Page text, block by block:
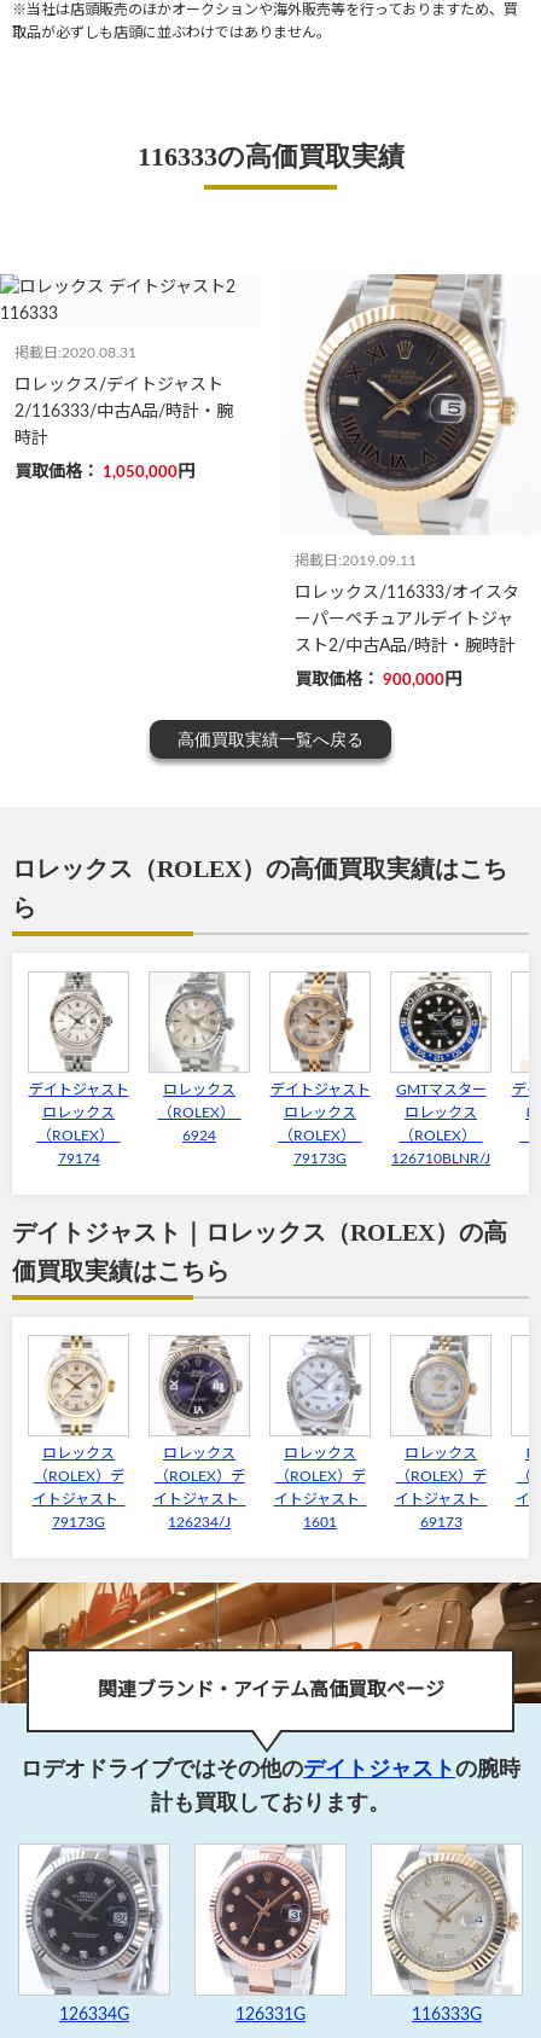
※当社は店頭販売のほかオークションや海外販売等を行っておりますため、買
取品が必ずしも店頭に並ぶわけではありません。
116333の高価買取実績
掲載日:2020.08.31
ロレックス/デイトジャスト
2/116333/中古A品/時計・腕
時計
買取価格：
1,050,000 円
掲載日:2019.09.11
ロレックス/116333/オイスタ
ーパーペチュアルデイトジャ
スト2/中古A品/時計・腕時計
買取価格： 900,000 円
高価買取実績一覧へ戻る
ロレックス（ROLEX）の高価買取実績はこち
ら
デイトジャスト
ロレックス
（ROLEX）
79174
ロレックス
（ROLEX）
6924
デイトジャスト
ロレックス
（ROLEX）
79173G
GMTマスター
ロレックス
（ROLEX）
126710BLNR/J
デ
デイトジャスト｜ロレックス（ROLEX）の高
価買取実績はこちら
ロレックス
（ROLEX）デ
イトジャスト
79173G
ロレックス
（ROLEX）デ
イトジャスト
126234/J
ロレックス
（ROLEX）デ
イトジャスト
1601
ロレックス
（ROLEX）デ
イトジャスト
69173
（
イ
関連ブランド・アイテム高価買取ページ
ロデオドライブではその他のデイトジャストの腕時
計も買取しております。
126334G 126331G 116333G